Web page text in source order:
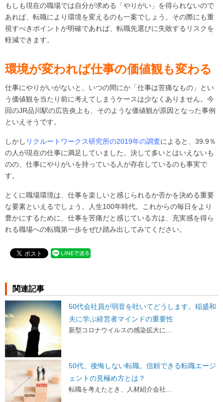
もしも現在の職場では自分が求める「やりがい」を得られないので
あれば、転職により環境を変えるのも一案でしょう。その際にも重
視すべきポイントが明確であれば、転職先選びに失敗するリスクを
軽減できます。
環境が変われば仕事の価値観も変わる
仕事にやりがいがないと、いつの間にか「仕事は苦痛なもの」とい
う価値観を当たり前に考えてしまうケースは少なくありません。今
回のJR品川駅の広告炎上も、そのような価値観が原因となった事例
といえそうです。
しかし リクルートワークス研究所の2019年の調査によると、39.9％
の人が現在の仕事に満足していました。決して多いとはいえないも
のの、仕事にやりがいを持っている人が存在しているのも事実で
す。
とくに職場環境は、仕事を楽しいと感じられるか否かを決める重要
な要素といえるでしょう。人生100年時代。これからの毎日をより
豊かにするために、仕事を苦痛だと感じている方は、充実感を得ら
れる職場への転職第一歩をぜひ踏み出してみてください。
関連記事
50代会社員が弱音を吐いてどうします。稲盛和
夫に学ぶ経営者マインドの重要性
新型コロナウイルスの感染拡大に…
50代、後悔しない転職。信頼できる転職エージ
ェントの見極め方とは？
転職を考えたとき、人材紹介会社…